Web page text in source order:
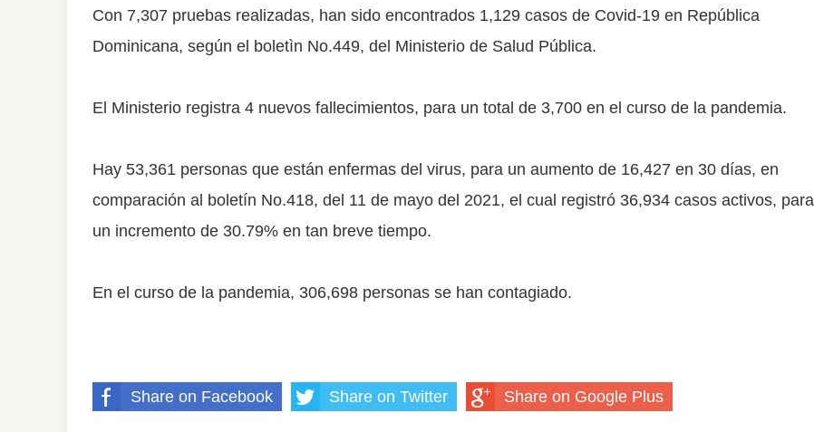
Con 7,307 pruebas realizadas, han sido encontrados 1,129 casos de Covid-19 en República
Dominicana, según el boletìn No.449, del Ministerio de Salud Pública.
El Ministerio registra 4 nuevos fallecimientos, para un total de 3,700 en el curso de la pandemia.
Hay 53,361 personas que están enfermas del virus, para un aumento de 16,427 en 30 días, en
comparación al boletín No.418, del 11 de mayo del 2021, el cual registró 36,934 casos activos, para
un incremento de 30.79% en tan breve tiempo.
En el curso de la pandemia, 306,698 personas se han contagiado.
Share on Facebook Share on Twitter Share on Google Plus